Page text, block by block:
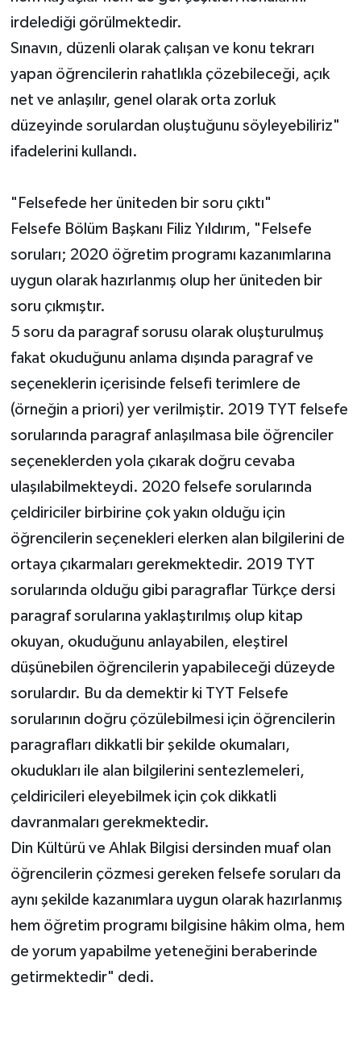
irdelediği görülmektedir.
Sınavın, düzenli olarak çalışan ve konu tekrarı
yapan öğrencilerin rahatlıkla çözebileceği, açık
net ve anlaşılır, genel olarak orta zorluk
düzeyinde sorulardan oluştuğunu söyleyebiliriz"
ifadelerini kullandı.
"Felsefede her üniteden bir soru çıktı"
Felsefe Bölüm Başkanı Filiz Yıldırım, "Felsefe
soruları; 2020 öğretim programı kazanımlarına
uygun olarak hazırlanmış olup her üniteden bir
soru çıkmıştır.
5 soru da paragraf sorusu olarak oluşturulmuş
fakat okuduğunu anlama dışında paragraf ve
seçeneklerin içerisinde felsefi terimlere de
(örneğin a priori) yer verilmiştir. 2019 TYT felsefe
sorularında paragraf anlaşılmasa bile öğrenciler
seçeneklerden yola çıkarak doğru cevaba
ulaşılabilmekteydi. 2020 felsefe sorularında
çeldiriciler birbirine çok yakın olduğu için
öğrencilerin seçenekleri elerken alan bilgilerini de
ortaya çıkarmaları gerekmektedir. 2019 TYT
sorularında olduğu gibi paragraflar Türkçe dersi
paragraf sorularına yaklaştırılmış olup kitap
okuyan, okuduğunu anlayabilen, eleştirel
düşünebilen öğrencilerin yapabileceği düzeyde
sorulardır. Bu da demektir ki TYT Felsefe
sorularının doğru çözülebilmesi için öğrencilerin
paragrafları dikkatli bir şekilde okumaları,
okudukları ile alan bilgilerini sentezlemeleri,
çeldiricileri eleyebilmek için çok dikkatli
davranmaları gerekmektedir.
Din Kültürü ve Ahlak Bilgisi dersinden muaf olan
öğrencilerin çözmesi gereken felsefe soruları da
aynı şekilde kazanımlara uygun olarak hazırlanmış
hem öğretim programı bilgisine hâkim olma, hem
de yorum yapabilme yeteneğini beraberinde
getirmektedir" dedi.